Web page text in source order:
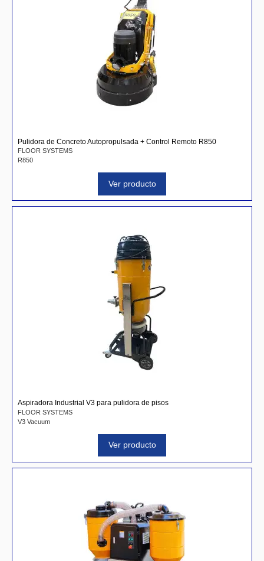
Pulidora de Concreto Autopropulsada + Control Remoto R850
FLOOR SYSTEMS
R850
Ver producto
Aspiradora Industrial V3 para pulidora de pisos
FLOOR SYSTEMS
V3 Vacuum
Ver producto